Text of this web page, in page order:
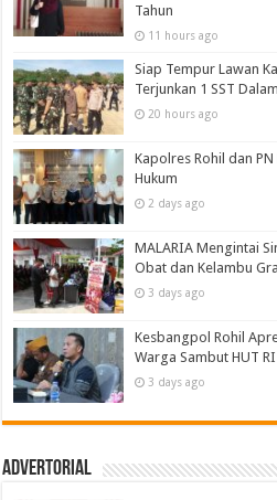
Tahun
11 hours ago
Siap Tempur Lawan
Terjunkan 1 SST
20 hours ago
Kapolres Rohil dan
Hukum
2 days ago
MALARIA Mengintai
Obat dan Kelambu
3 days ago
Kesbangpol Rohil
Warga Sambut HUT RI
3 days ago
Advertorial